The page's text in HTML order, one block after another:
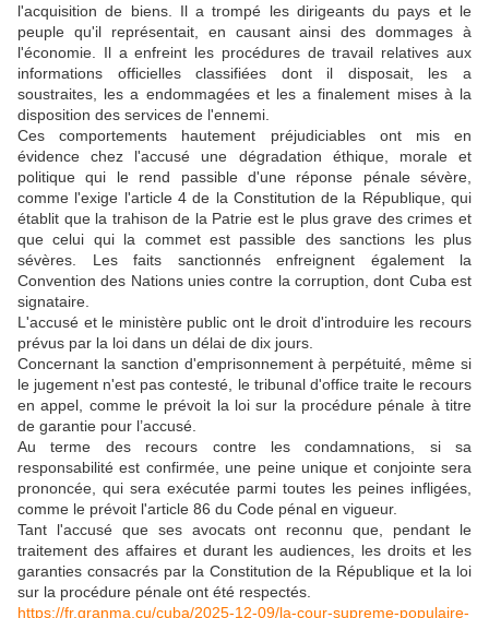
l'acquisition de biens. Il a trompé les dirigeants du pays et le
peuple qu'il représentait, en causant ainsi des dommages à
l'économie. Il a enfreint les procédures de travail relatives aux
informations officielles classifiées dont il disposait, les a
soustraites, les a endommagées et les a finalement mises à la
disposition des services de l'ennemi.
Ces comportements hautement préjudiciables ont mis en
évidence chez l'accusé une dégradation éthique, morale et
politique qui le rend passible d'une réponse pénale sévère,
comme l'exige l'article 4 de la Constitution de la République, qui
établit que la trahison de la Patrie est le plus grave des crimes et
que celui qui la commet est passible des sanctions les plus
sévères. Les faits sanctionnés enfreignent également la
Convention des Nations unies contre la corruption, dont Cuba est
signataire.
L'accusé et le ministère public ont le droit d'introduire les recours
prévus par la loi dans un délai de dix jours.
Concernant la sanction d'emprisonnement à perpétuité, même si
le jugement n'est pas contesté, le tribunal d'office traite le recours
en appel, comme le prévoit la loi sur la procédure pénale à titre
de garantie pour l’accusé.
Au terme des recours contre les condamnations, si sa
responsabilité est confirmée, une peine unique et conjointe sera
prononcée, qui sera exécutée parmi toutes les peines infligées,
comme le prévoit l'article 86 du Code pénal en vigueur.
Tant l'accusé que ses avocats ont reconnu que, pendant le
traitement des affaires et durant les audiences, les droits et les
garanties consacrés par la Constitution de la République et la loi
sur la procédure pénale ont été respectés.
https://fr.granma.cu/cuba/2025-12-09/la-cour-supreme-populaire-